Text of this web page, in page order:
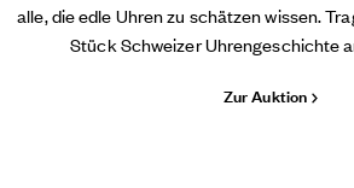
alle, die edle Uhren zu schätzen wissen.
Stück Schweizer Uhrengeschichte
Zur Auktion